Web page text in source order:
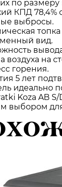
по размеру
КПД 78,4%
выбросы.
вид.
воздуха на
горения.
5 лет
идеально
Koza AB
выбором